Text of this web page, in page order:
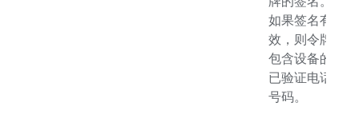
如果签名有
效，则令牌
包含设备的
已验证电话
号码。